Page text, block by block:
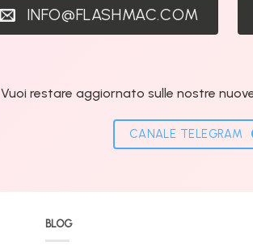
INFO@FLASHMAC.COM
Vuoi restare aggiornato sulle nostre
CANALE TELEGRAM
BLOG